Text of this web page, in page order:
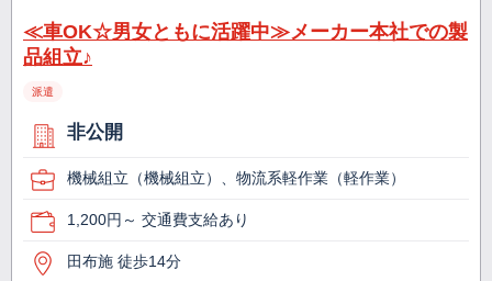
≪車OK☆男女ともに活躍中≫メーカー本社での製
品組立♪
派遣
非公開
機械組立（機械組立）、物流系軽作業（軽作業）
1,200円～ 交通費支給あり
田布施 徒歩14分